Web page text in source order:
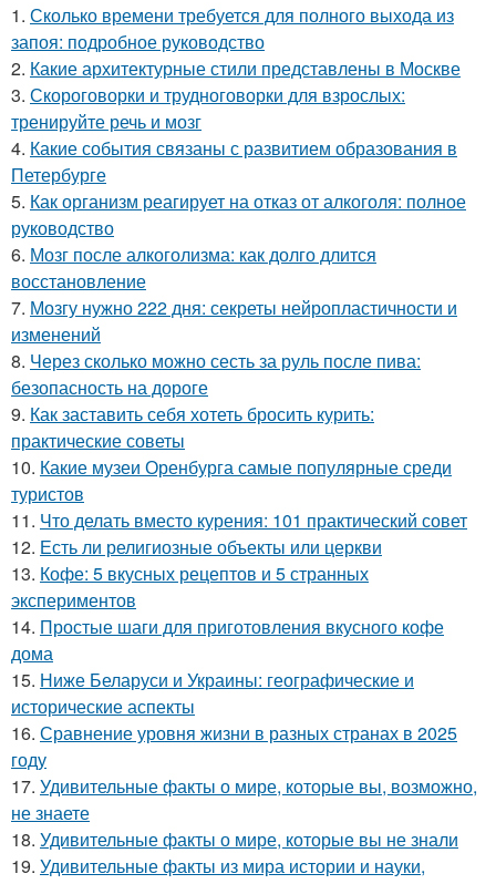
1. Сколько времени требуется для полного выхода из
запоя: подробное руководство
2. Какие архитектурные стили представлены в Москве
3. Скороговорки и трудноговорки для взрослых:
тренируйте речь и мозг
4. Какие события связаны с развитием образования в
Петербурге
5. Как организм реагирует на отказ от алкоголя: полное
руководство
6. Мозг после алкоголизма: как долго длится
восстановление
7. Мозгу нужно 222 дня: секреты нейропластичности и
изменений
8. Через сколько можно сесть за руль после пива:
безопасность на дороге
9. Как заставить себя хотеть бросить курить:
практические советы
10. Какие музеи Оренбурга самые популярные среди
туристов
11. Что делать вместо курения: 101 практический совет
12. Есть ли религиозные объекты или церкви
13. Кофе: 5 вкусных рецептов и 5 странных
экспериментов
14. Простые шаги для приготовления вкусного кофе
дома
15. Ниже Беларуси и Украины: географические и
исторические аспекты
16. Сравнение уровня жизни в разных странах в 2025
году
17. Удивительные факты о мире, которые вы, возможно,
не знаете
18. Удивительные факты о мире, которые вы не знали
19. Удивительные факты из мира истории и науки,